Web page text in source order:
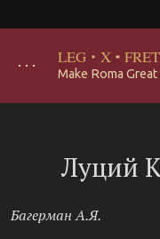
･･･ LEG · X · FRET
Make Roma Great
Луций
Багерман А.Я.